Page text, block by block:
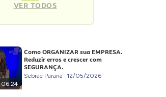
VER TODOS
06:24
Como ORGANIZAR sua EMPRESA.
Reduzir erros e crescer com
SEGURANÇA.
Sebrae Paraná 12/05/2026